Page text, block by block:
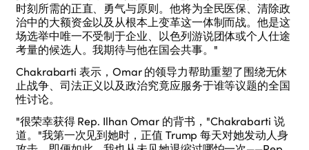
时刻所需的正直、勇气与原则。他将为全民医保、清除政
治中的大额资金以及从根本上变革这一体制而战。他是这
场选举中唯一不受制于企业、以色列游说团体或个人仕途
考量的候选人。我期待与他在国会共事。"
Chakrabarti 表示，Omar 的领导力帮助重塑了围绕无休
止战争、司法正义以及政治究竟应服务于谁等议题的全国
性讨论。
"很荣幸获得 Rep. Ilhan Omar 的背书，"Chakrabarti 说
道。"我第一次见到她时，正值 Trump 每天对她发动人身